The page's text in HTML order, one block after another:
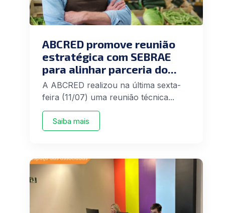
ABCRED promove reunião
estratégica com SEBRAE
para alinhar parceria do...
A ABCRED realizou na última sexta-
feira (11/07) uma reunião técnica...
Saiba mais